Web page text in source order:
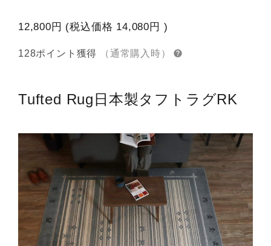
12,800円 (税込価格 14,080円 )
128ポイント獲得 （通常購入時）
Tufted Rug 日本製タフトラグRK